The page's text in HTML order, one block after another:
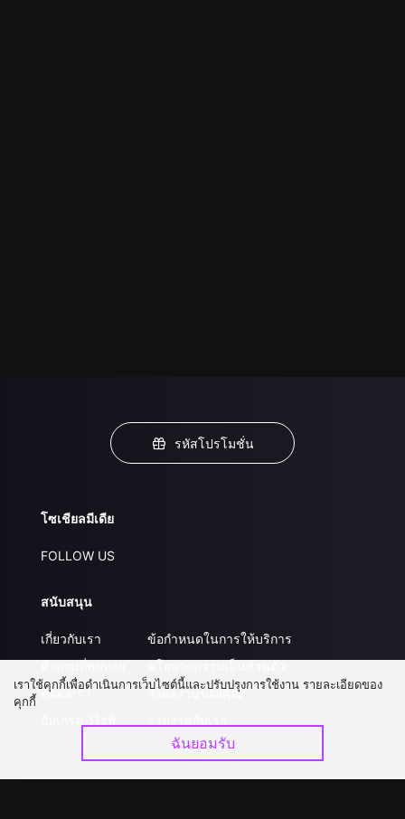
รหัสโปรโมชั่น
โซเชียลมีเดีย
FOLLOW US
สนับสนุน
เกี่ยวกับเรา
ติดต่อเรา
ข้อกำหนดในการให้บริการ
ส่งผลงานของคุณ
เราใช้คุกกี้เพื่อดำเนินการเว็บไซต์นี้และปรับปรุงการใช้งาน รายละเอียดของ
คุกกี้
ฉันยอมรับ